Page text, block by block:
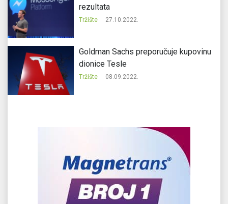
rezultata
Tržište 27.10.2022.
Goldman Sachs preporučuje kupovinu
dionice Tesle
Tržište 08.09.2022.